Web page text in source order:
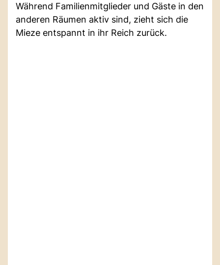
Während Familienmitglieder und Gäste in den
anderen Räumen aktiv sind, zieht sich die
Mieze entspannt in ihr Reich zurück.